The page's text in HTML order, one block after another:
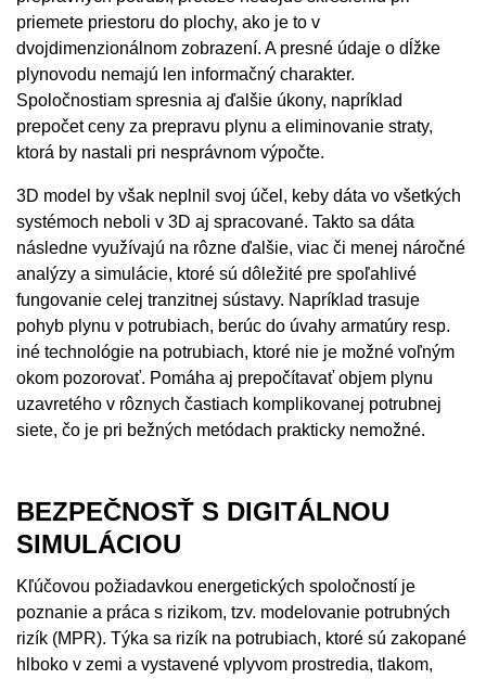
priemete priestoru do plochy, ako je to v
dvojdimenzionálnom zobrazení. A presné údaje o dĺžke
plynovodu nemajú len informačný charakter.
Spoločnostiam spresnia aj ďalšie úkony, napríklad
prepočet ceny za prepravu plynu a eliminovanie straty,
ktorá by nastali pri nesprávnom výpočte.
3D model by však neplnil svoj účel, keby dáta vo všetkých
systémoch neboli v 3D aj spracované. Takto sa dáta
následne využívajú na rôzne ďalšie, viac či menej náročné
analýzy a simulácie, ktoré sú dôležité pre spoľahlivé
fungovanie celej tranzitnej sústavy. Napríklad trasuje
pohyb plynu v potrubiach, berúc do úvahy armatúry resp.
iné technológie na potrubiach, ktoré nie je možné voľným
okom pozorovať. Pomáha aj prepočítavať objem plynu
uzavretého v rôznych častiach komplikovanej potrubnej
siete, čo je pri bežných metódach prakticky nemožné.
BEZPEČNOSŤ S DIGITÁLNOU
SIMULÁCIOU
Kľúčovou požiadavkou energetických spoločností je
poznanie a práca s rizikom, tzv. modelovanie potrubných
rizík (MPR). Týka sa rizík na potrubiach, ktoré sú zakopané
hlboko v zemi a vystavené vplyvom prostredia, tlakom,